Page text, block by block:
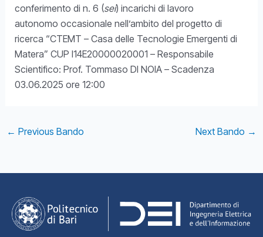
conferimento di n. 6 (sei) incarichi di lavoro
autonomo occasionale nell’ambito del progetto di
ricerca “CTEMT – Casa delle Tecnologie Emergenti di
Matera” CUP I14E20000020001 – Responsabile
Scientifico: Prof. Tommaso DI NOIA – Scadenza
03.06.2025 ore 12:00
Post
← Previous Bando Next Bando →